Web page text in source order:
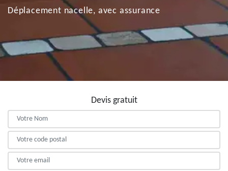
Déplacement nacelle, avec assurance
Devis gratuit